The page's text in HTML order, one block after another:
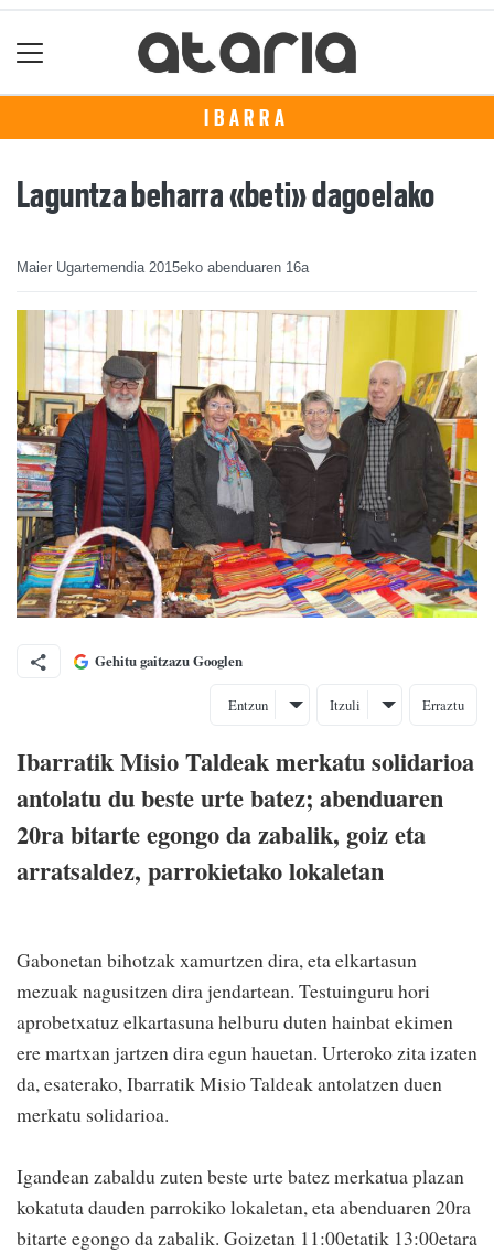
IBARRA
Laguntza beharra «beti» dagoelako
Maier Ugartemendia 2015eko abenduaren 16a
Gehitu gaitzazu Googlen
Entzun Itzuli Erraztu
Ibarratik Misio Taldeak merkatu solidarioa
antolatu du beste urte batez; abenduaren
20ra bitarte egongo da zabalik, goiz eta
arratsaldez, parrokietako lokaletan
Gabonetan bihotzak xamurtzen dira, eta elkartasun
mezuak nagusitzen dira jendartean. Testuinguru hori
aprobetxatuz elkartasuna helburu duten hainbat ekimen
ere martxan jartzen dira egun hauetan. Urteroko zita izaten
da, esaterako, Ibarratik Misio Taldeak antolatzen duen
merkatu solidarioa.
Igandean zabaldu zuten beste urte batez merkatua plazan
kokatuta dauden parrokiko lokaletan, eta abenduaren 20ra
bitarte egongo da zabalik. Goizetan 11:00etatik 13:00etara